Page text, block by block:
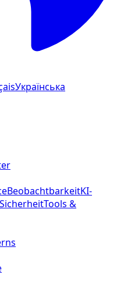
Українська
BeobachtbarkeitKI-
SicherheitTools &